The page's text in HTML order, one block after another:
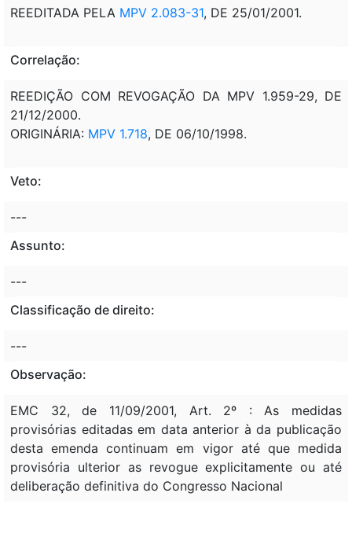
REEDITADA PELA MPV 2.083-31, DE 25/01/2001.
Correlação:
REEDIÇÃO COM REVOGAÇÃO DA MPV 1.959-29, DE
21/12/2000.
ORIGINÁRIA: MPV 1.718, DE 06/10/1998.
Veto:
---
Assunto:
---
Classificação de direito:
---
Observação:
EMC 32, de 11/09/2001, Art. 2º : As medidas
provisórias editadas em data anterior à da publicação
desta emenda continuam em vigor até que medida
provisória ulterior as revogue explicitamente ou até
deliberação definitiva do Congresso Nacional